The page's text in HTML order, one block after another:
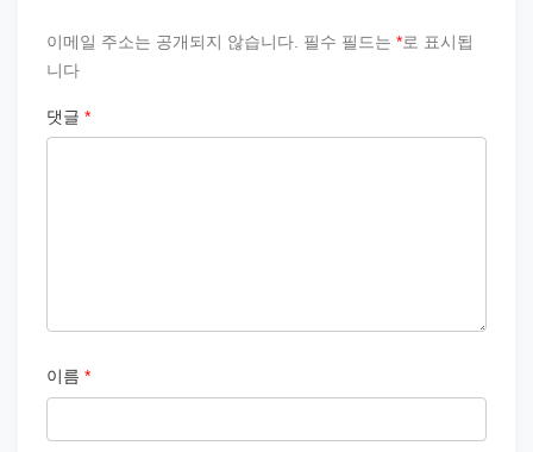
이메일 주소는 공개되지 않습니다. 필수 필드는 *로 표시됩
니다
댓글 *
이름 *